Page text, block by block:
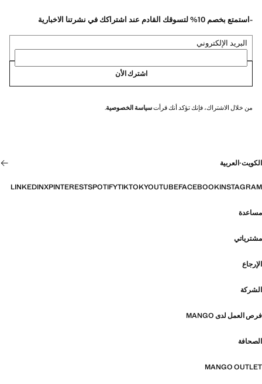
-استمتع بخصم 10% لتسوقك القادم عند اشتراكك في نشرتنا الاخبارية
البريد الإلكتروني
اشترك الأن
من خلال الاشتراك، فإنك تؤكد أنك قرأتسياسة الخصوصية.
الكويت·العربية
INSTAGRAM
FACEBOOK
YOUTUBE
TIKTOK
SPOTIFY
PINTEREST
X
LINKEDIN
مساعدة
مشترياتي
الإرجاع
الشركة
فرص العمل لدى MANGO
الصحافة
MANGO OUTLET